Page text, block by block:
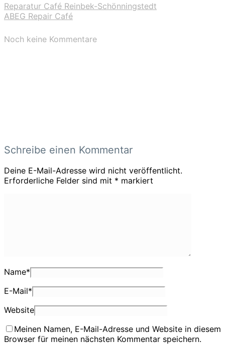
Reparatur Café Reinbek-Schönningstedt
ABEG Repair Café
Noch keine Kommentare
Schreibe einen Kommentar
Deine E-Mail-Adresse wird nicht veröffentlicht.
Erforderliche Felder sind mit * markiert
Name*
E-Mail*
Website
Meinen Namen, E-Mail-Adresse und Website in diesem
Browser für meinen nächsten Kommentar speichern.